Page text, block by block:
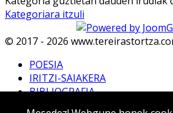
Kategoriara itzuli
© 2017 - 2026
POESIA
IRITZI-SAIAKERA
BIBLIOGRAFIA